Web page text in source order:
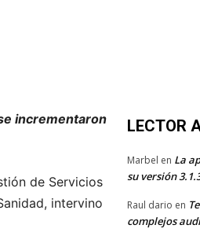
incrementaron
de Servicios
intervino
LECTOR
Marbel en La
su versión
Raul dario en
complejos